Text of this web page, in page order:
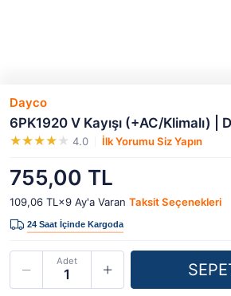
Dayco
6PK1920 V Kayışı (+AC/Klimalı) |
4.0 İlk Yorumu Siz Yapın
755,00 TL
109,06 TL×9 Ay'a Varan Taksit Seçenekleri
Adet